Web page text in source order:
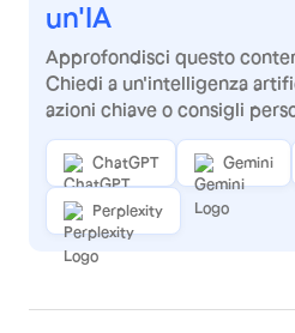
un'IA
Approfondisci questo
Chiedi a un'intelligenza
azioni chiave o consigli
ChatGPT Gemini
Perplexity